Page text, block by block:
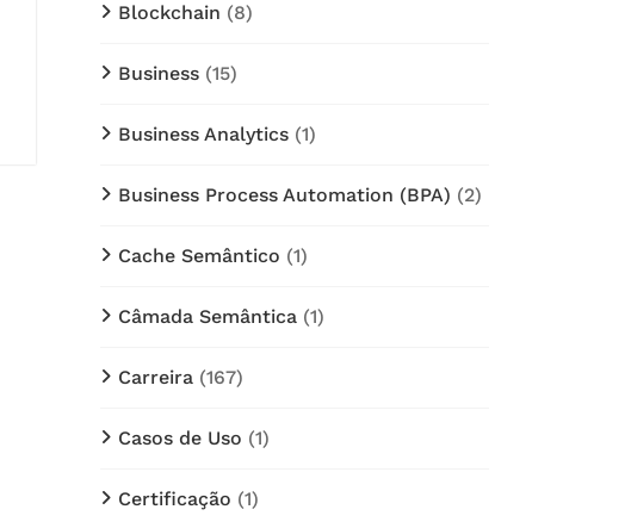
Blockchain (8)
Business (15)
Business Analytics (1)
Business Process Automation (BPA) (2)
Cache Semântico (1)
Câmada Semântica (1)
Carreira (167)
Casos de Uso (1)
Certificação (1)